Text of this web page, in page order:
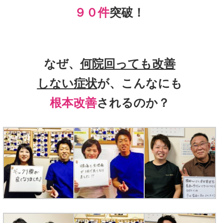
９０件突破！
なぜ、何院回っても改善
しない症状が、こんなにも
根本改善されるのか？